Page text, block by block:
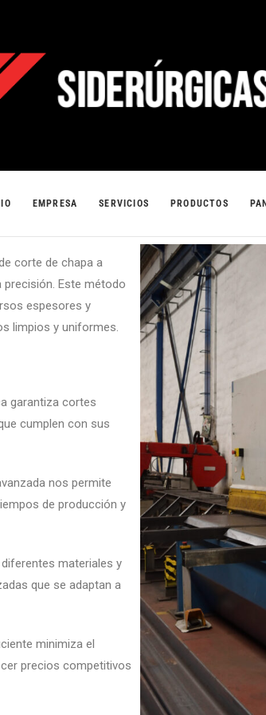
EMPRESA SERVICIOS PRODUCTOS
corte de chapa a
precisión. Este método
espesores y
limpios y uniformes.
garantiza cortes
cumplen con sus
nos permite
de producción y
materiales y
que se adaptan a
minimiza el
precios competitivos